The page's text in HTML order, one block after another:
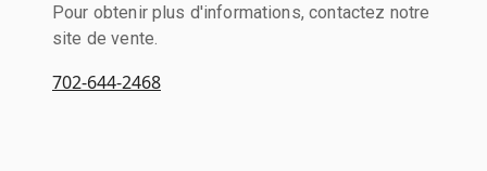
Pour obtenir plus d'informations, contactez notre
site de vente.
702-644-2468